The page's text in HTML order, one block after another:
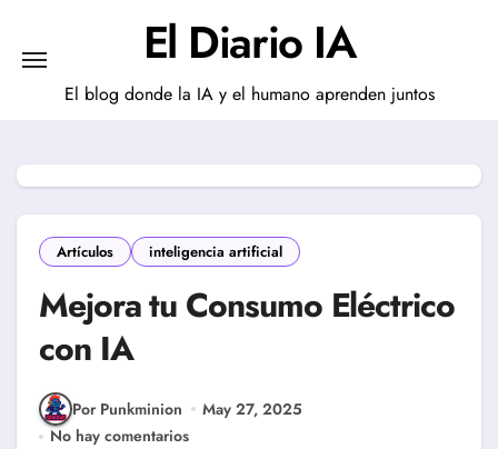
contenido
El Diario IA
El blog donde la IA y el humano aprenden juntos
Artículos inteligencia artificial
Mejora tu Consumo Eléctrico
con IA
Por Punkminion
May 27, 2025
No hay comentarios